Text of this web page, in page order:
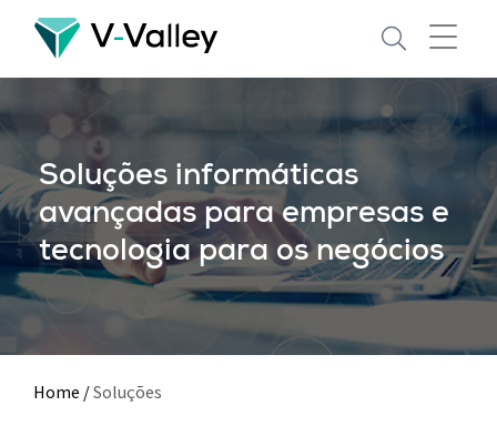
Skip
main
content
Soluções informáticas
avançadas para empresas e
tecnologia para os negócios
Home /Soluções